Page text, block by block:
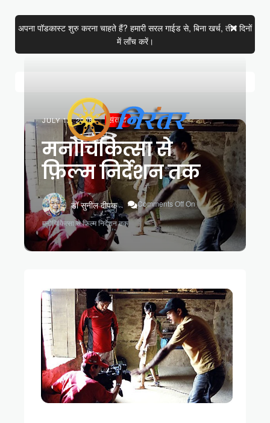
अपना पॉडकास्ट शुरु करना चाहते हैं? हमारी सरल गाईड से, बिना खर्च, तीन दिनों
में लाँच करें।
JULY 12, 2008 संवाद
मनोचिकित्सा से
फ़िल्म निर्देशन तक
डॉ सुनील दीपक Comments OffOn
मनोचिकित्सा से फ़िल्म निर्देशन तक